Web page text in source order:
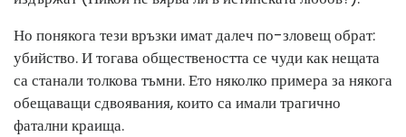
Но понякога тези връзки имат далеч по-зловещ обрат:
убийство. И тогава обществеността се чуди как нещата
са станали толкова тъмни. Ето няколко примера за някога
обещаващи сдвоявания, които са имали трагично
фатални краища.